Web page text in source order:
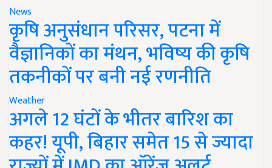
News
कृषि अनुसंधान परिसर, पटना में
वैज्ञानिकों का मंथन, भविष्य की कृषि
तकनीकों पर बनी नई रणनीति
Weather
अगले 12 घंटों के भीतर बारिश का
कहर! यूपी, बिहार समेत 15 से ज्यादा